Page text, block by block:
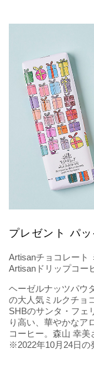
プレゼント パッ
Artisanチョコレート
Artisanドリップコー
ヘーゼルナッツパウ
の大人気ミルクチョ
SHBのサンタ・フェ
り高い、華やかなア
コーヒー。森山 幸美
※2022年10月24日の